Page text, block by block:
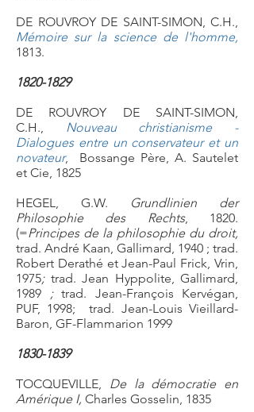
DE ROUVROY DE SAINT-SIMON, C.H.,
Mémoire sur la science de l'homme,
1813.
1820-1829
DE ROUVROY DE SAINT-SIMON,
C.H., Nouveau christianisme -
Dialogues entre un conservateur et un
novateur, Bossange Père, A. Sautelet
et Cie, 1825
HEGEL, G.W.
Grundlinien der
Philosophie des Rechts, 1820.
(=Principes de la philosophie du droit,
trad. André Kaan, Gallimard, 1940 ; trad.
Robert Derathé et Jean-Paul Frick, Vrin,
1975;trad. Jean Hyppolite, Gallimard,
1989 ; trad. Jean-François Kervégan,
PUF, 1998;
trad. Jean-Louis Vieillard-
Baron, GF-Flammarion 1999
1830-1839
TOCQUEVILLE, De la démocratie en
Amérique I, Charles Gosselin, 1835